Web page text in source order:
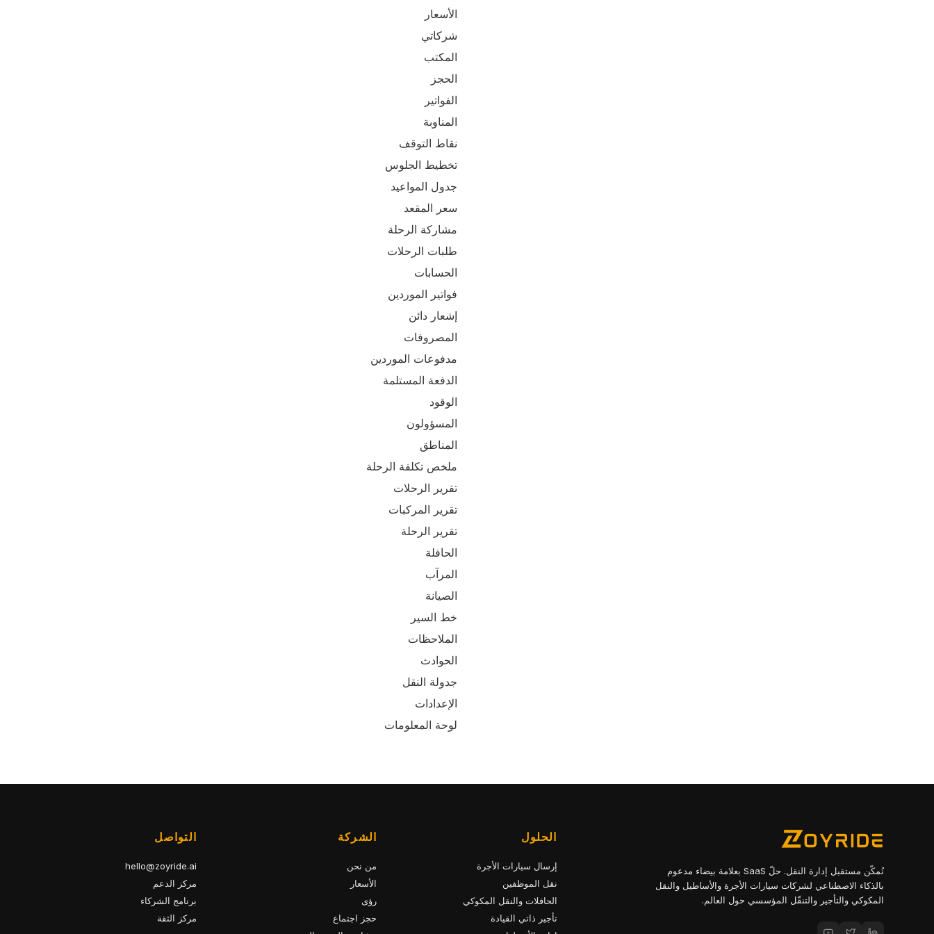
الأسعار
شركاتي
المكتب
الحجز
الفواتير
المناوبة
نقاط التوقف
تخطيط الجلوس
جدول المواعيد
سعر المقعد
مشاركة الرحلة
طلبات الرحلات
الحسابات
فواتير الموردين
إشعار دائن
المصروفات
مدفوعات الموردين
الدفعة المستلمة
الوقود
المسؤولون
المناطق
ملخص تكلفة الرحلة
تقرير الرحلات
تقرير المركبات
تقرير الرحلة
الحافلة
المرآب
الصيانة
خط السير
الملاحظات
الحوادث
جدولة النقل
الإعدادات
لوحة المعلومات
نُمكّن مستقبل إدارة النقل. حلّ SaaS بعلامة بيضاء مدعوم
بالذكاء الاصطناعي لشركات سيارات الأجرة والأساطيل والنقل
المكوكي والتأجير والتنقّل المؤسسي حول العالم.
الحلول
إرسال سيارات الأجرة
نقل الموظفين
الحافلات والنقل المكوكي
تأجير ذاتي القيادة
الشركة
من نحن
الأسعار
رؤى
حجز اجتماع
التواصل
hello@zoyride.ai
مركز الدعم
برنامج الشركاء
مركز الثقة